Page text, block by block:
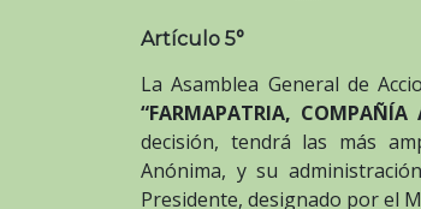
Artículo 5°
La Asamblea General de
“FARMAPATRIA,
decisión, tendrá las más
Anónima, y su
Presidente, designado por el